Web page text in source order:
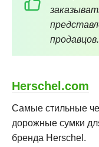
продавцов.
Herschel.com
Самые стильные
дорожные сумки
бренда Herschel.